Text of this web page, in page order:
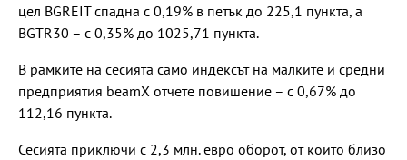
цел BGREIT спадна с 0,19% в петък до 225,1 пункта, а
BGTR30 – с 0,35% до 1025,71 пункта.
В рамките на сесията само индексът на малките и средни
предприятия beamX отчете повишение – с 0,67% до
112,16 пункта.
Сесията приключи с 2,3 млн. евро оборот, от които близо